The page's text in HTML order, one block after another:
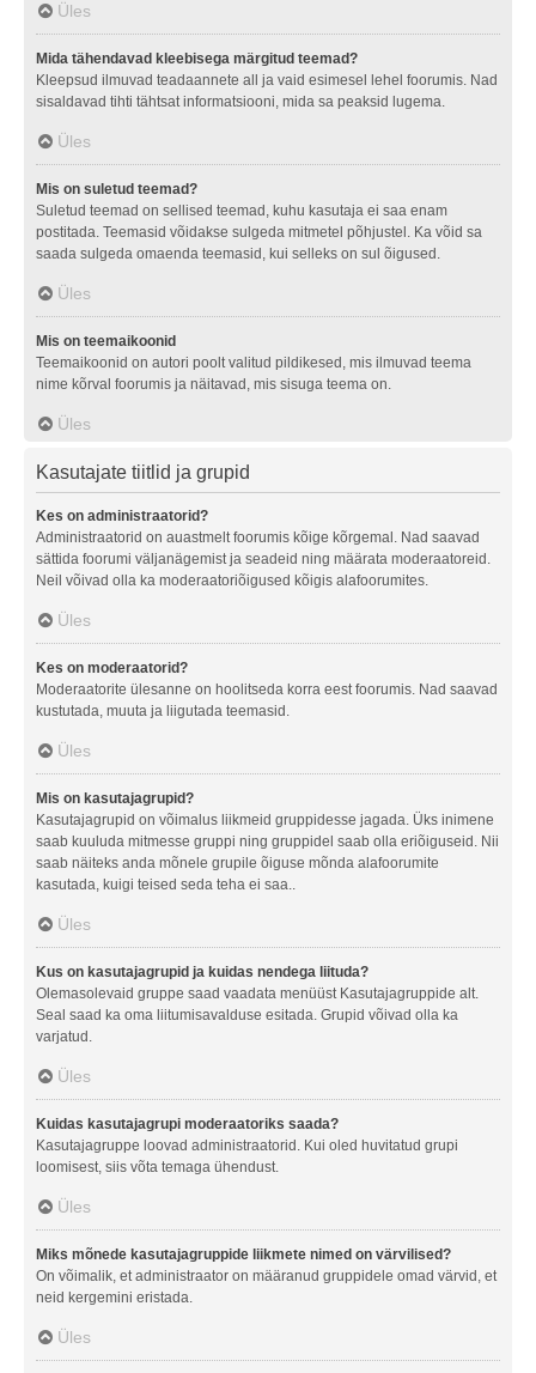
Üles
Mida tähendavad kleebisega märgitud teemad?
Kleepsud ilmuvad teadaannete all ja vaid esimesel lehel foorumis. Nad
sisaldavad tihti tähtsat informatsiooni, mida sa peaksid lugema.
Üles
Mis on suletud teemad?
Suletud teemad on sellised teemad, kuhu kasutaja ei saa enam
postitada. Teemasid võidakse sulgeda mitmetel põhjustel. Ka võid sa
saada sulgeda omaenda teemasid, kui selleks on sul õigused.
Üles
Mis on teemaikoonid
Teemaikoonid on autori poolt valitud pildikesed, mis ilmuvad teema
nime kõrval foorumis ja näitavad, mis sisuga teema on.
Üles
Kasutajate tiitlid ja grupid
Kes on administraatorid?
Administraatorid on auastmelt foorumis kõige kõrgemal. Nad saavad
sättida foorumi väljanägemist ja seadeid ning määrata moderaatoreid.
Neil võivad olla ka moderaatoriõigused kõigis alafoorumites.
Üles
Kes on moderaatorid?
Moderaatorite ülesanne on hoolitseda korra eest foorumis. Nad saavad
kustutada, muuta ja liigutada teemasid.
Üles
Mis on kasutajagrupid?
Kasutajagrupid on võimalus liikmeid gruppidesse jagada. Üks inimene
saab kuuluda mitmesse gruppi ning gruppidel saab olla eriõiguseid. Nii
saab näiteks anda mõnele grupile õiguse mõnda alafoorumite
kasutada, kuigi teised seda teha ei saa..
Üles
Kus on kasutajagrupid ja kuidas nendega liituda?
Olemasolevaid gruppe saad vaadata menüüst Kasutajagruppide alt.
Seal saad ka oma liitumisavalduse esitada. Grupid võivad olla ka
varjatud.
Üles
Kuidas kasutajagrupi moderaatoriks saada?
Kasutajagruppe loovad administraatorid. Kui oled huvitatud grupi
loomisest, siis võta temaga ühendust.
Üles
Miks mõnede kasutajagruppide liikmete nimed on värvilised?
On võimalik, et administraator on määranud gruppidele omad värvid, et
neid kergemini eristada.
Üles